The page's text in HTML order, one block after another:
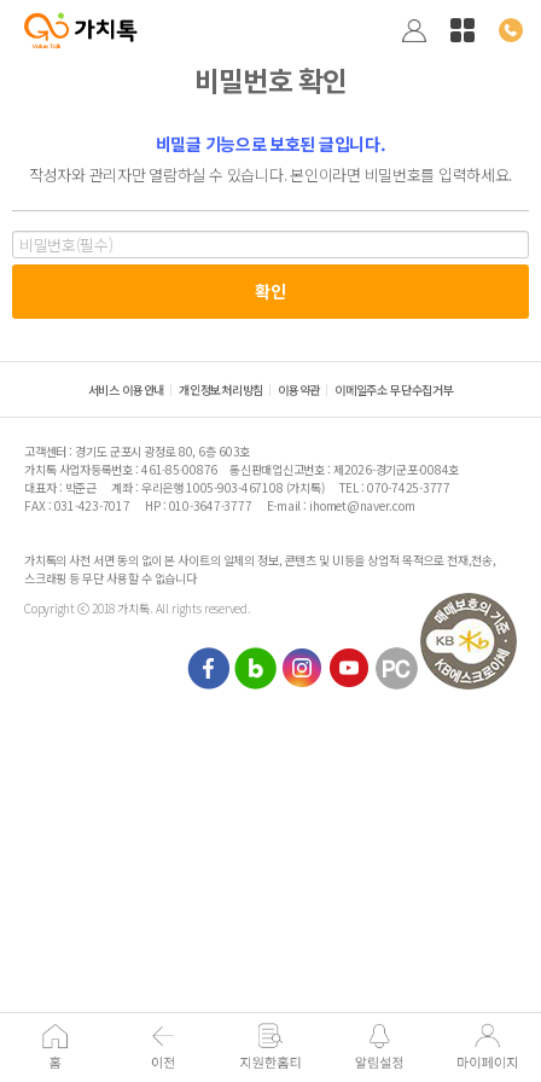
비밀번호 확인
비밀글 기능으로 보호된 글입니다.
작성자와 관리자만 열람하실 수 있습니다. 본인이라면 비밀번호를 입력하세요.
서비스 이용안내 개인정보처리방침 이용약관 이메일주소 무단수집거부
고객센터 : 경기도 군포시 광정로 80, 6층 603호
가치톡 사업자등록번호 : 461-85-00876
통신판매업신고번호 : 제2026-경기군포-0084호
대표자 : 박준근
계좌 : 우리은행 1005-903-467108 (가치톡)
TEL : 070-7425-3777
FAX : 031-423-7017
HP : 010-3647-3777 E-mail : ihomet@naver.com
가치톡의 사전 서면 동의 없이 본 사이트의 일체의 정보, 콘텐츠 및 UI등을 상업적 목적으로 전재,전송,
스크래핑 등 무단 사용할 수 없습니다
Copyright ⓒ 2018 가치톡. All rights reserved.